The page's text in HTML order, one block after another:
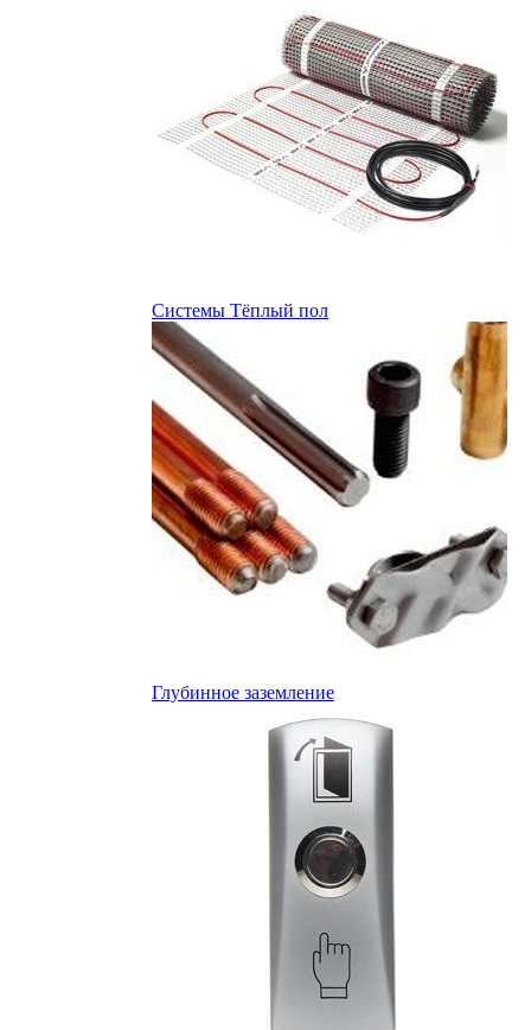
Системы Тёплый пол
Глубинное заземление